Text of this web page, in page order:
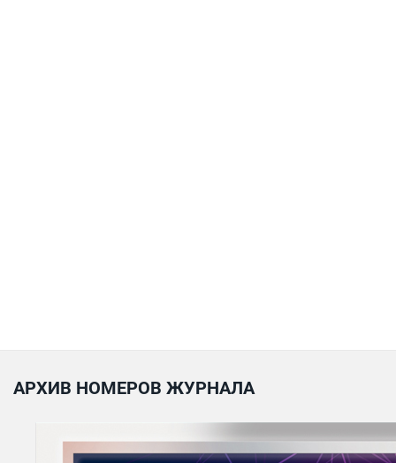
АРХИВ НОМЕРОВ ЖУРНАЛА